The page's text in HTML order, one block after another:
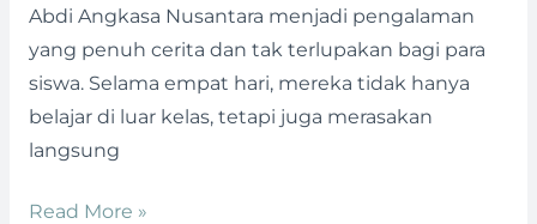
Abdi Angkasa Nusantara menjadi pengalaman
yang penuh cerita dan tak terlupakan bagi para
siswa. Selama empat hari, mereka tidak hanya
belajar di luar kelas, tetapi juga merasakan
langsung
Life
Skill
2024
Read More »